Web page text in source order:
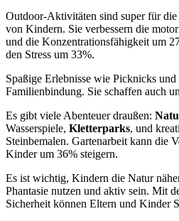
Outdoor-Aktivitäten sind super für
von Kindern. Sie verbessern die
und die Konzentrationsfähigkeit um
den Stress um 33%.
Spaßige Erlebnisse wie Picknicks
Familienbindung. Sie schaffen auch
Es gibt viele Abenteuer draußen:
Wasserspiele, Kletterparks, und
Steinbemalen. Gartenarbeit kann die
Kinder um 36% steigern.
Es ist wichtig, Kindern die Natur
Phantasie nutzen und aktiv sein. Mit
Sicherheit können Eltern und Kinder